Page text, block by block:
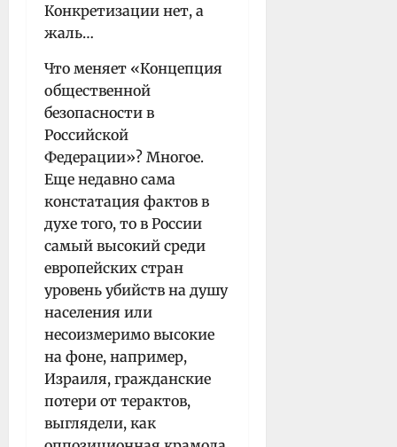
Конкретизации нет, а
жаль…
Что меняет «Концепция
общественной
безопасности в
Российской
Федерации»? Многое.
Еще недавно сама
констатация фактов в
духе того, то в России
самый высокий среди
европейских стран
уровень убийств на душу
населения или
несоизмеримо высокие
на фоне, например,
Израиля, гражданские
потери от терактов,
выглядели, как